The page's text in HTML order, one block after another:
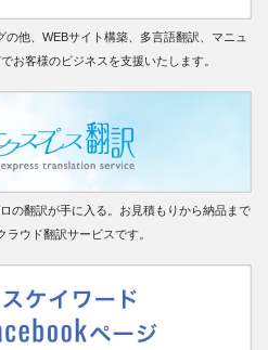
他、WEBサイト構築、多言語翻訳、マニュ
お客様のビジネスを支援いたします。
の翻訳が手に入る。お見積もりから納品まで
ウド翻訳サービスです。